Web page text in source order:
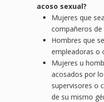
acoso sexual?
Mujeres que
compañeros
Hombres que
empleadoras o
Mujeres u
acosados por
supervisores o
de su mismo